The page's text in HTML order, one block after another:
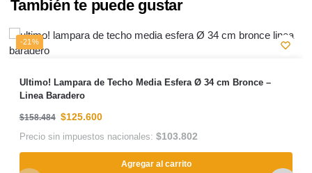
También te puede gustar
-21%
Ultimo! Lampara de Techo Media Esfera Ø 34 cm Bronce –
Linea Baradero
$158.484 $125.600
Precio sin impuestos nacionales: $103.802
Agregar al carrito